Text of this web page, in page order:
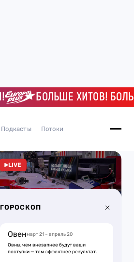
БОЛЬШЕ ХИТОВ! БОЛЬШЕ
Подкасты Потоки
LIVE
ГОРОСКОП
Овенмарт 21 – апрель 20
Овны, чем внезапнее будут ваши
поступки — тем эффектнее результат.